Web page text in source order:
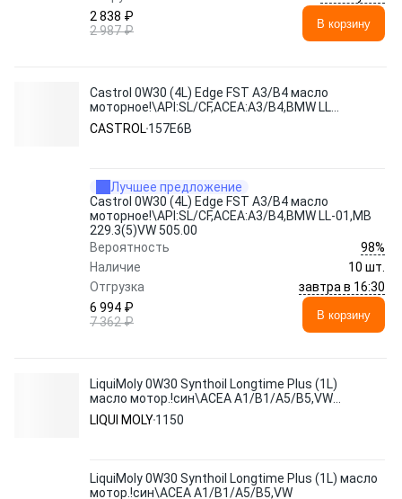
2 838 ₽
2 987 ₽
В корзину
Castrol 0W30 (4L) Edge FST A3/B4 масло
моторное!\API:SL/CF,ACEA:A3/B4,BMW LL-
01,MB 229.3(5)VW 505.00
CASTROL157E6B
Лучшее предложение
Castrol 0W30 (4L) Edge FST A3/B4 масло
моторное!\API:SL/CF,ACEA:A3/B4,BMW LL-01,MB
229.3(5)VW 505.00
Вероятность
98%
Наличие
10 шт.
Отгрузка
завтра в 16:30
6 994 ₽
7 362 ₽
В корзину
LiquiMoly 0W30 Synthoil Longtime Plus (1L)
масло мотор.!син\ACEA A1/B1/A5/B5,VW
503.00/506.00/506.01
LIQUI MOLY1150
LiquiMoly 0W30 Synthoil Longtime Plus (1L) масло
мотор.!син\ACEA A1/B1/A5/B5,VW